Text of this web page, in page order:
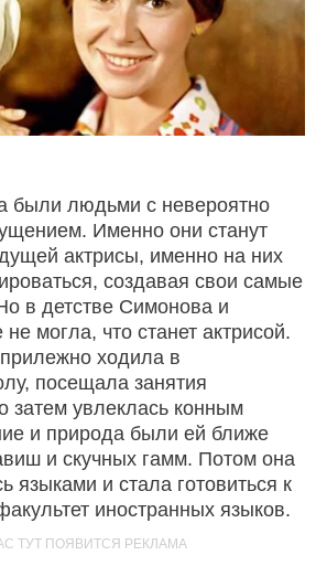
были людьми с невероятно
Именно они станут
актрисы, именно на них
создавая свои самые
в детстве Симонова и
не могла, что станет актрисой.
ходила в
посещала занятия
затем увлеклась конным
и природа были ей ближе
и скучных гамм. Потом она
языками и стала готовиться к
иностранных языков.